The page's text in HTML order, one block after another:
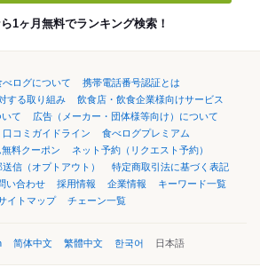
1ヶ月無料でランキング検索！
べログについて
携帯電話番号認証とは
する取り組み
飲食店・飲食企業様向けサービス
て
広告（メーカー・団体様等向け）について
口コミガイドライン
食べログプレミアム
料クーポン
ネット予約（リクエスト予約）
送信（オプトアウト）
特定商取引法に基づく表記
い合わせ 採用情報 企業情報
キーワード一覧
イトマップ
チェーン一覧
简体中文 繁體中文 한국어 日本語